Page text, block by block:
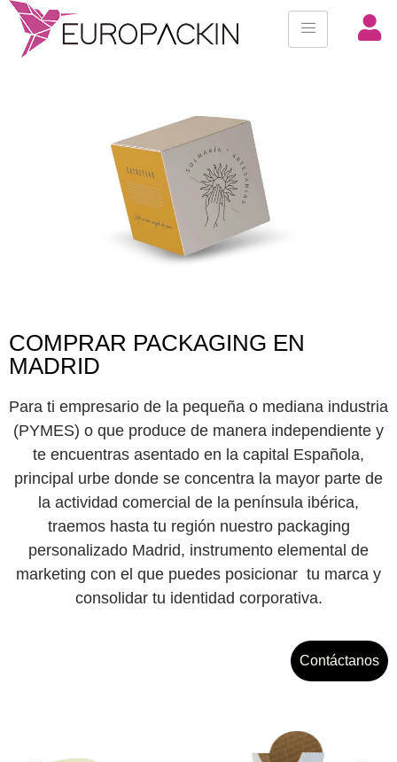
COMPRAR PACKAGING EN
MADRID
Para ti empresario de la pequeña o mediana industria
(PYMES) o que produce de manera independiente y
te encuentras asentado en la capital Española,
principal urbe donde se concentra la mayor parte de
la actividad comercial de la península ibérica,
traemos hasta tu región nuestro packaging
personalizado Madrid, instrumento elemental de
marketing con el que puedes posicionar tu marca y
consolidar tu identidad corporativa.
Contáctanos